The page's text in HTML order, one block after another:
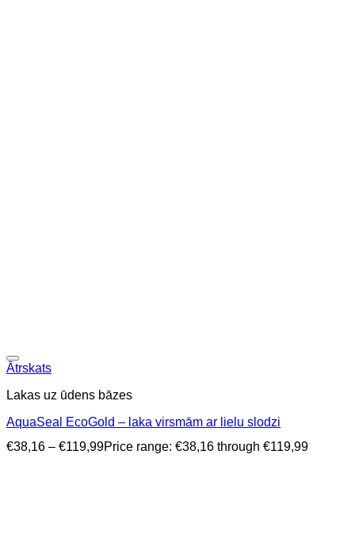
Ātrskats
Lakas uz ūdens bāzes
AquaSeal EcoGold – laka virsmām ar lielu slodzi
€38,16 – €119,99Price range: €38,16 through €119,99